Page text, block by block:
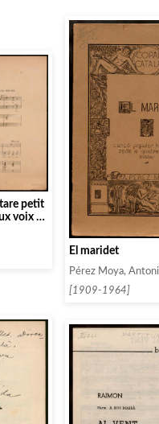
petit
voix de
El maridet
Pérez Moya, Antoni
[1909-1964]